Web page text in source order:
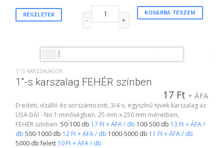
RÉSZLETEK KOSÁRBA TESZEM
1"-s tőszelvényes karszalag FEHÉR színben
1″-S KARSZALAGOK
1″-s karszalag FEHÉR színben
17 Ft + ÁFA
Eredeti, vízálló és sorszámozott, 3/4-s, egyszínű tyvek karszalag az
USA-ból - No.1 minőségben. 25 mm x 250 mm méretben,
FEHÉR színben.50-100 db 17 Ft + ÁFA / db 100-500 db 13 Ft + ÁFA /
db 500-1000 db 12 Ft + ÁFA / db 1000-5000 db 11 Ft + ÁFA / db
5000 db felett 10 Ft + ÁFA / db